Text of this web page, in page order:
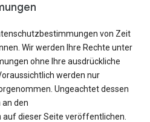
von Zeit
Wir werden Ihre Rechte unter
ohne Ihre ausdrückliche
werden nur
Ungeachtet dessen
den
dieser Seite veröffentlichen.